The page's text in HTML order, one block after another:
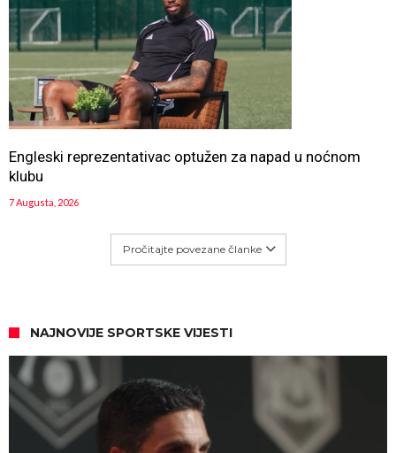
Engleski reprezentativac optužen za napad u noćnom
klubu
7 Augusta, 2026
Pročitajte povezane članke
NAJNOVIJE SPORTSKE VIJESTI